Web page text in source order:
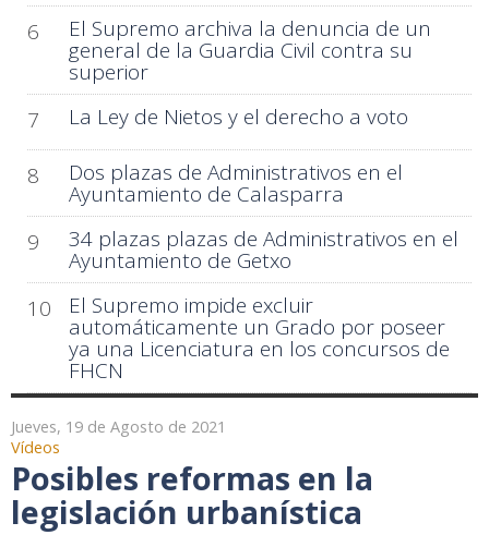
6
El Supremo archiva la denuncia de un
general de la Guardia Civil contra su
superior
7
La Ley de Nietos y el derecho a voto
8 Dos plazas de Administrativos en el
Ayuntamiento de Calasparra
9
34 plazas plazas de Administrativos en el
Ayuntamiento de Getxo
10
El Supremo impide excluir
automáticamente un Grado por poseer
ya una Licenciatura en los concursos de
FHCN
Jueves, 19 de Agosto de 2021
Vídeos
Posibles reformas en la
legislación urbanística